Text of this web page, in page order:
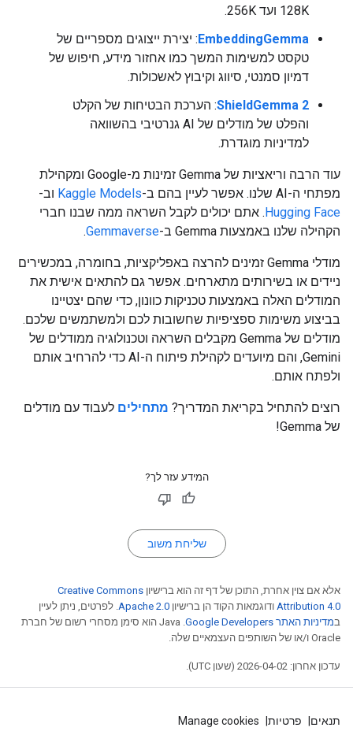
128K ועד 256K.
EmbeddingGemma: יצירת ייצוגים מספריים של
טקסט למשימות המשך כמו אחזור מידע, חיפוש של
דמיון סמנטי, סיווג וקיבוץ לאשכולות.
ShieldGemma 2: הערכת הבטיחות של הקלט
והפלט של מודלים של AI גנרטיבי בהשוואה
למדיניות מוגדרת.
עוד הרבה וריאציות של Gemma זמינות מ-Google ומקהילת
מפתחי ה-AI שלנו. אפשר לעיין בהם ב-
Kaggle Models וב-
Hugging Face. אתם יכולים לקבל השראה ממה שבנו חברי
הקהילה שלנו באמצעות Gemma ב-
Gemmaverse
.
מודלי Gemma זמינים להרצה באפליקציות, בחומרה, במכשירים
ניידים או בשירותים מתארחים. אפשר גם להתאים אישית את
המודלים האלה באמצעות טכניקות כוונון, כדי שהם יצטיינו
בביצוע משימות ספציפיות שחשובות לכם ולמשתמשים שלכם.
מודלים של Gemma מקבלים השראה וטכנולוגיה ממודלים של
Gemini, והם מיועדים לקהילת פיתוח ה-AI כדי להרחיב אותם
ולפתח אותם.
רוצים להתחיל בקריאת המדריך? מתחילים לעבוד עם מודלים
של Gemma!
המידע עזר לך?
שליחת משוב
אלא אם צוין אחרת, התוכן של דף זה הוא ברישיון Creative Commons
Attribution 4.0 ודוגמאות הקוד הן ברישיון Apache 2.0 . לפרטים, ניתן לעיין
במדיניות האתר Google Developers‏
.‏ Java הוא סימן מסחרי רשום של חברת
Oracle ו/או של השותפים העצמאיים שלה.
עדכון אחרון: 2026-04-02 (שעון UTC).
תנאים פרטיות Manage cookies